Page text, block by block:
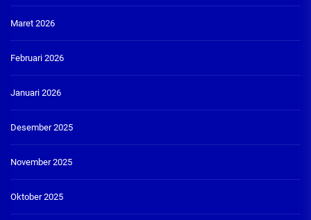
Maret 2026
Februari 2026
Januari 2026
Desember 2025
November 2025
Oktober 2025